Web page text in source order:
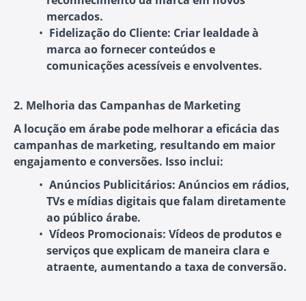
mercados.
Fidelização do Cliente: Criar lealdade à
marca ao fornecer conteúdos e
comunicações acessíveis e envolventes.
2. Melhoria das Campanhas de Marketing
A locução em árabe pode melhorar a eficácia das
campanhas de marketing, resultando em maior
engajamento e conversões. Isso inclui:
Anúncios Publicitários: Anúncios em rádios,
TVs e mídias digitais que falam diretamente
ao público árabe.
Vídeos Promocionais: Vídeos de produtos e
serviços que explicam de maneira clara e
atraente, aumentando a taxa de conversão.